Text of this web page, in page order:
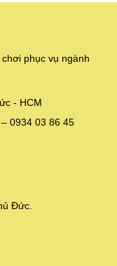
phục vụ ngành
- HCM
0934 03 86 45
Đức.